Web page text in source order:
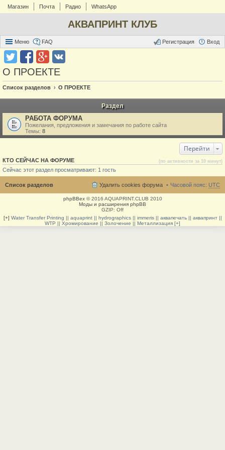
Магазин Почта Радио WhatsApp
АКВАПРИНТ КЛУБ
Меню FAQ Вход
Регистрация
О ПРОЕКТЕ
Список разделов О ПРОЕКТЕ
Раздел
РАБОТА ФОРУМА
Пожелания, предложения и замечания по работе сайта
Темы: 8
Перейти
КТО СЕЙЧАС НА ФОРУМЕ (по активности за 10 минут)
Сейчас этот раздел просматривают: 1 гость
Список разделов Часовой пояс: UTC
Удалить cookies форума
phpBBex© 2016 AQUAPRINT.CLUB 2010
Моды и расширения phpBB
GZIP: Off
[+] Water Transfer Printing || aquaprint || hydrographics || immeris || аквапечать || аквапринт ||
WTP || Хромирование || Золочение || Металлизация [+]